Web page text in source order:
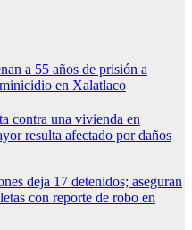
a 55 años de prisión a
en Xalatlaco
contra una vivienda en
resulta afectado por daños
deja 17 detenidos; aseguran
con reporte de robo en